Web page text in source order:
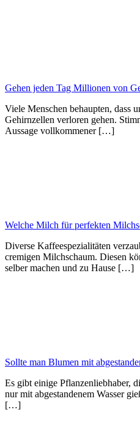
Gehen jeden Tag Millionen von
Viele Menschen behaupten, dass
Gehirnzellen verloren gehen.
Aussage vollkommener […]
Welche Milch für perfekten
Diverse Kaffeespezialitäten
cremigen Milchschaum. Diesen
selber machen und zu Hause […]
Sollte man Blumen mit
Es gibt einige Pflanzenliebhaber,
nur mit abgestandenem Wasser
[…]